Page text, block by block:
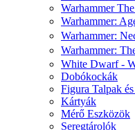
Warhammer
Warhammer:
Warhammer:
Warhammer:
White Dwarf -
Dobókockák
Figura Talpak
Kártyák
Mérő Eszközök
Seregtárolók